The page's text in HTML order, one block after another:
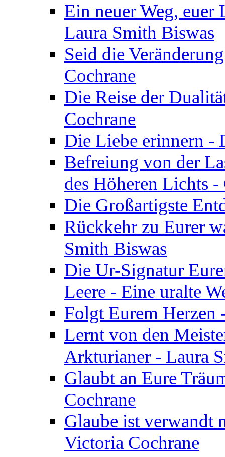
Ein neuer Weg, euer
Laura Smith Biswas
Seid die
Cochrane
Die Reise der
Cochrane
Die Liebe erinnern -
Befreiung von der
des Höheren Lichts
Die Großartigste
Rückkehr zu Eurer
Smith Biswas
Die Ur-Signatur
Leere - Eine uralte
Folgt Eurem
Lernt von den
Arkturianer - Laura
Glaubt an Eure
Cochrane
Glaube ist verwandt
Victoria Cochrane